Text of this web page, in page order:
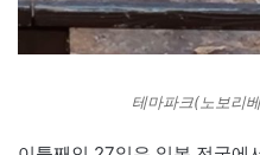
테마파크(노보리